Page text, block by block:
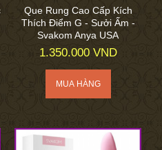
Que Rung Cao Cấp Kích
Thích Điểm G - Sưởi Ấm -
Svakom Anya USA
1.350.000 VND